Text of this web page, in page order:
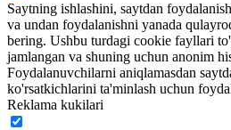
Saytning ishlashini, saytdan
va undan foydalanishni yanada
bering. Ushbu turdagi cookie fayllari
jamlangan va shuning uchun anonim
Foydalanuvchilarni aniqlamasdan
ko'rsatkichlarini ta'minlash uchun
Reklama kukilari